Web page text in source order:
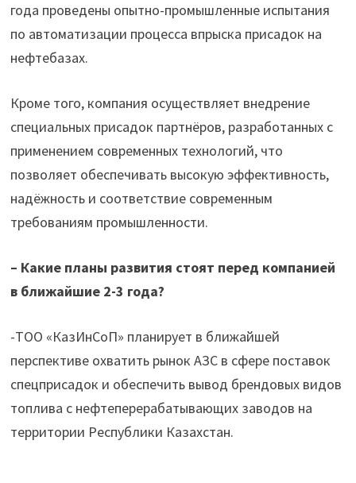
года проведены опытно-промышленные испытания
по автоматизации процесса впрыска присадок на
нефтебазах.
Кроме того, компания осуществляет внедрение
специальных присадок партнёров, разработанных с
применением современных технологий, что
позволяет обеспечивать высокую эффективность,
надёжность и соответствие современным
требованиям промышленности.
– Какие планы развития стоят перед компанией
в ближайшие 2-3 года?
-ТОО «КазИнСоП» планирует в ближайшей
перспективе охватить рынок АЗС в сфере поставок
спецприсадок и обеспечить вывод брендовых видов
топлива с нефтеперерабатывающих заводов на
территории Республики Казахстан.